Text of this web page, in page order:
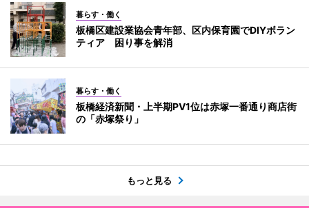
暮らす・働く
板橋区建設業協会青年部、区内保育園でDIYボラン
ティア 困り事を解消
暮らす・働く
板橋経済新聞・上半期PV1位は赤塚一番通り商店街
の「赤塚祭り」
もっと見る